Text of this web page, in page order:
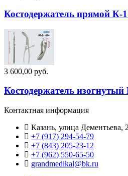
Костодержатель прямой К-
3 600,00 руб.
Костодержатель изогнутый
Контактная информация
Казань, улица Дементьева,
+7 (917) 294-54-79
+7 (843) 205-23-12
+7 (962) 550‑65‑50‬
grandmedikal@bk.ru